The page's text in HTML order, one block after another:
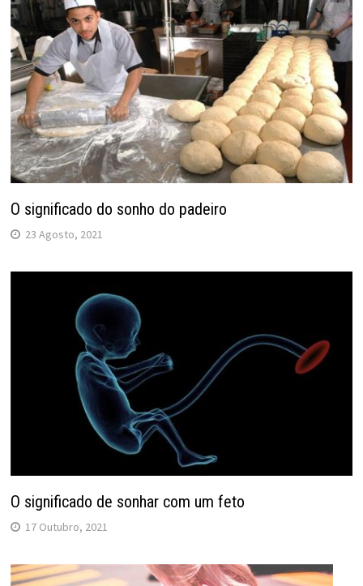
O significado do sonho do padeiro
23 Agosto, 2021
O significado de sonhar com um feto
17 Outubro, 2021